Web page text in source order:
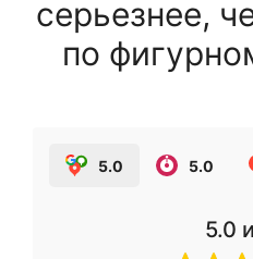
серьезнее,
по
5.0 5.0
5.0